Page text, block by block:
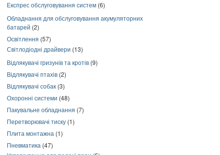
Експрес обслуговування систем (6)
Обладнання для обслуговування акумуляторних
батарей (2)
Освітлення (57)
Світлодіодні драйвери (13)
Відлякувачі гризунів та кротів (9)
Відлякувачі птахів (2)
Відлякувачі собак (3)
Охоронні системи (48)
Пакувальне обладнання (7)
Перетворювачі тиску (1)
Плита монтажна (1)
Пневматика (47)